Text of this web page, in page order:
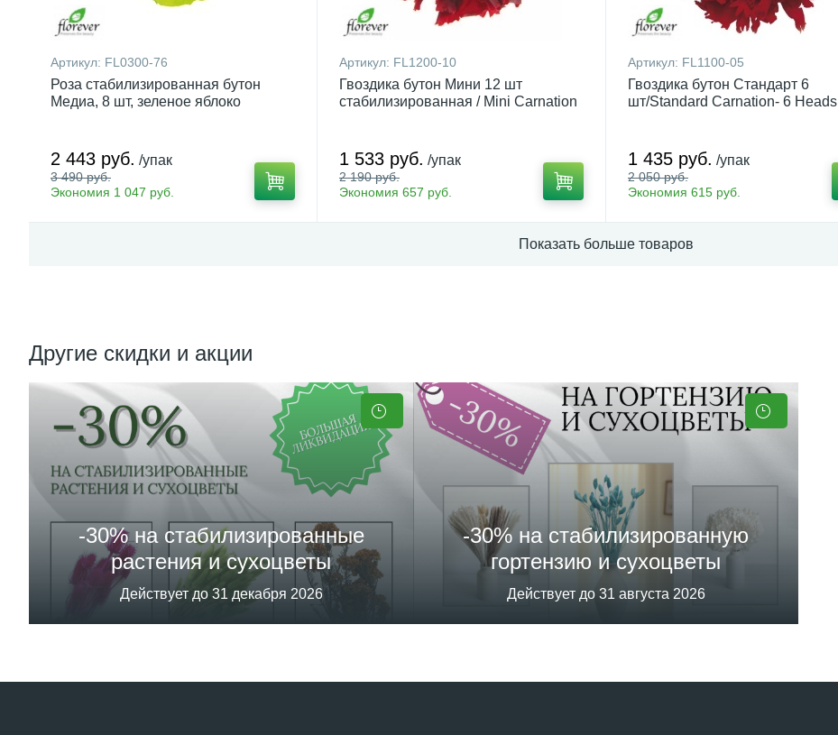
Артикул: FL0300-76
Роза стабилизированная бутон
Медиа, 8 шт, зеленое яблоко
2 443 руб. /упак
3 490 руб.
Экономия 1 047 руб.
Артикул: FL1200-10
Гвоздика бутон Мини 12 шт
стабилизированная / Mini Carnation
1 533 руб. /упак
2 190 руб.
Экономия 657 руб.
Артикул: FL1100-05
Гвоздика бутон Стандарт 6
шт/Standard Carnation- 6 Heads
1 435 руб. /упак
2 050 руб.
Экономия 615 руб.
Показать больше товаров
Другие скидки и акции
-30% на стабилизированные
растения и сухоцветы
Действует до 31 декабря 2026
-30% на стабилизированную
гортензию и сухоцветы
Действует до 31 августа 2026